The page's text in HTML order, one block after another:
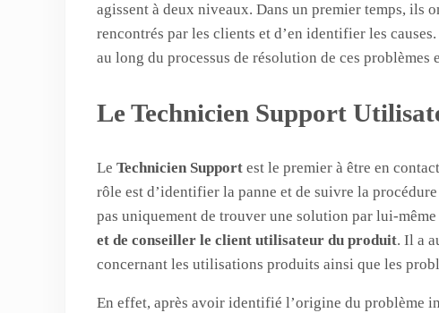
agissent à deux niveaux. Dans un premier temps, ils
rencontrés par les clients et d’en identifier les
au long du processus de résolution de ces problèmes
Le Technicien Support
Le Technicien Supportest le premier à être en
rôle est d’identifier la panne et de suivre la
pas uniquement de trouver une solution par lui-
et de conseiller le client utilisateur du produit. Il a
concernant les utilisations produits ainsi que les
En effet, après avoir identifié l’origine du problème